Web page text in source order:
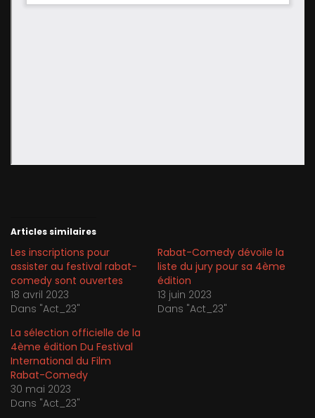
Articles similaires
Les inscriptions pour
assister au festival rabat-
comedy sont ouvertes
18 avril 2023
Dans "Act_23"
Rabat-Comedy dévoile la
liste du jury pour sa 4ème
édition
13 juin 2023
Dans "Act_23"
La sélection officielle de la
4ème édition Du Festival
International du Film
Rabat-Comedy
30 mai 2023
Dans "Act_23"